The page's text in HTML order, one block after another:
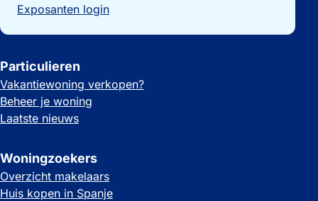
Exposanten login
Particulieren
Vakantiewoning verkopen?
Beheer je woning
Laatste nieuws
Woningzoekers
Overzicht makelaars
Huis kopen in Spanje